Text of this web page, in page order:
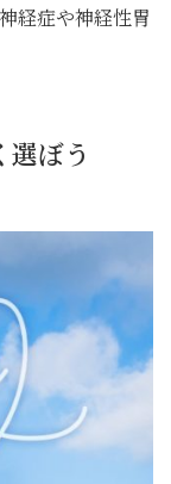
経症や神経性胃
ぼう